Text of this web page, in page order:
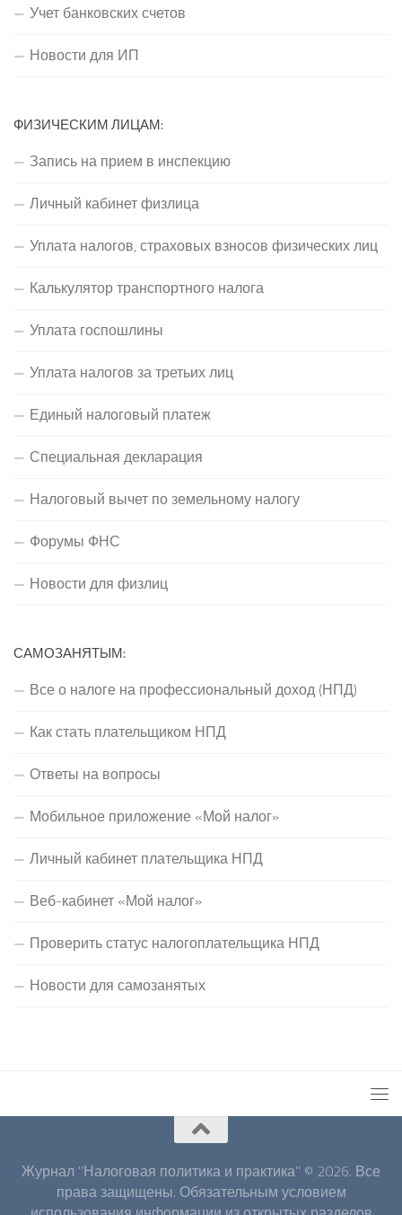
Учет банковских счетов
Новости для ИП
ФИЗИЧЕСКИМ ЛИЦАМ:
Запись на прием в инспекцию
Личный кабинет физлица
Уплата налогов, страховых взносов физических лиц
Калькулятор транспортного налога
Уплата госпошлины
Уплата налогов за третьих лиц
Единый налоговый платеж
Специальная декларация
Налоговый вычет по земельному налогу
Форумы ФНС
Новости для физлиц
САМОЗАНЯТЫМ:
Все о налоге на профессиональный доход (НПД)
Как стать плательщиком НПД
Ответы на вопросы
Мобильное приложение «Мой налог»
Личный кабинет плательщика НПД
Веб-кабинет «Мой налог»
Проверить статус налогоплательщика НПД
Новости для самозанятых
Журнал "Налоговая политика и практика" © 2026. Все
права защищены. Обязательным условием